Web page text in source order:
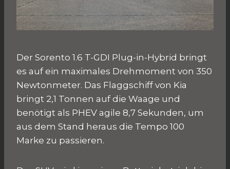
Der Sorento 1.6 T-GDI Plug-in-Hybrid bringt
es auf ein maximales Drehmoment von 350
Newtonmeter. Das Flaggschiff von Kia
bringt 2,1 Tonnen auf die Waage und
benötigt als PHEV agile 8,7 Sekunden, um
aus dem Stand heraus die Tempo 100
Marke zu passieren.